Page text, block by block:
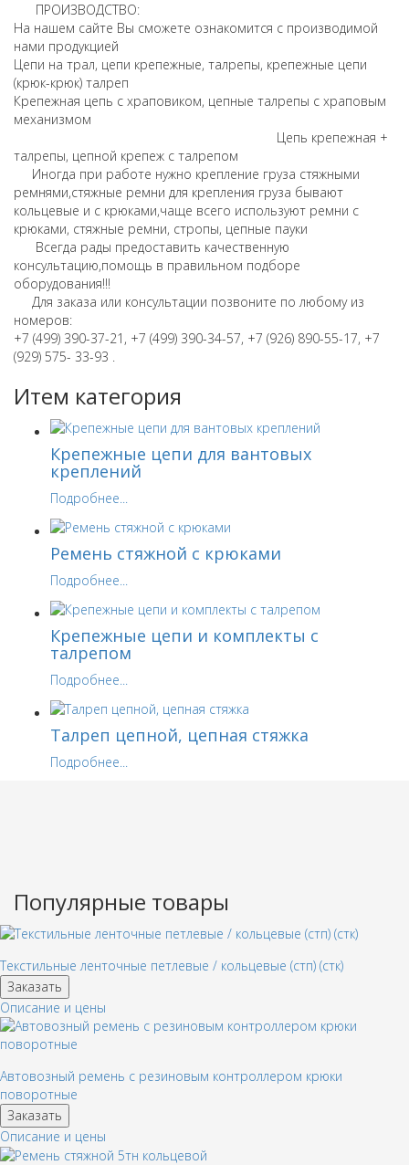
ПРОИЗВОДСТВО:
На нашем сайте Вы сможете ознакомится с производимой
нами продукцией
Цепи на трал, цепи крепежные, талрепы, крепежные цепи
(крюк-крюк) талреп
Крепежная цепь с храповиком, цепные талрепы с храповым
механизмом
Цепь крепежная +
талрепы, цепной крепеж с талрепом
Иногда при работе нужно крепление груза стяжными
ремнями,стяжные ремни для крепления груза бывают
кольцевые и с крюками,чаще всего используют ремни с
крюками, стяжные ремни, стропы, цепные пауки
Всегда рады предоставить качественную
консультацию,помощь в правильном подборе
оборудования!!!
Для заказа или консультации позвоните по любому из
номеров:
+7 (499) 390-37-21, +7 (499) 390-34-57, +7 (926) 890-55-17, +7
(929) 575- 33-93 .
Итем категория
Крепежные цепи для вантовых
креплений
Подробнее...
Ремень стяжной с крюками
Подробнее...
Крепежные цепи и комплекты с
талрепом
Подробнее...
Талреп цепной, цепная стяжка
Подробнее...
Популярные товары
Текстильные ленточные петлевые / кольцевые (стп) (стк)
Заказать
Описание и цены
Автовозный ремень с резиновым контроллером крюки
поворотные
Заказать
Описание и цены